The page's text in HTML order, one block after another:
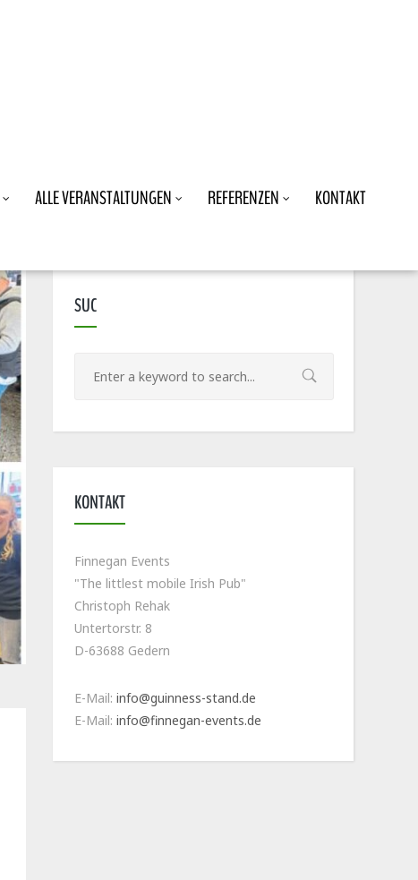
ALLE VERANSTALTUNGEN REFERENZEN KONTAKT
SUC
KONTAKT
Finnegan Events
"The littlest mobile Irish Pub"
Christoph Rehak
Untertorstr. 8
D-63688 Gedern
E-Mail: info@guinness-stand.de
E-Mail: info@finnegan-events.de